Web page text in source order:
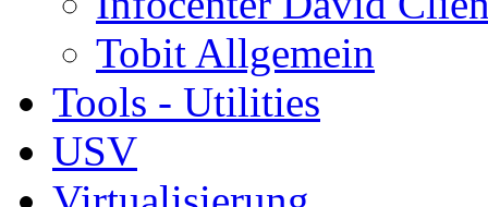
Tobit Allgemein
Tools - Utilities
USV